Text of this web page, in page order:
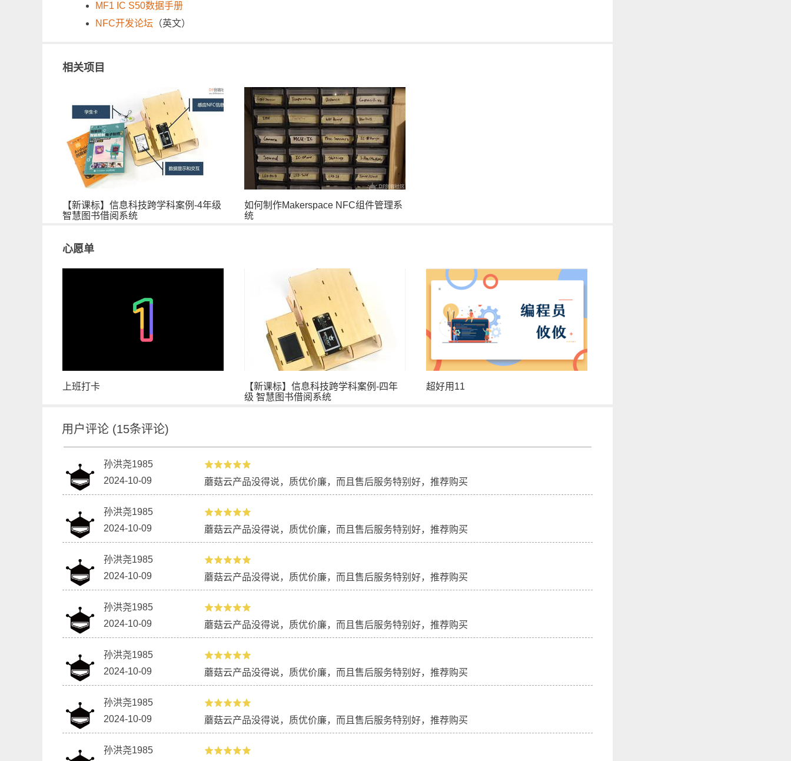
MF1 IC S50数据手册
NFC开发论坛 （英文）
相关项目
【新课标】信息科技跨学科案例-4年级
智慧图书借阅系统
如何制作Makerspace NFC组件管理系
统
心愿单
上班打卡
【新课标】信息科技跨学科案例-四年
级 智慧图书借阅系统
超好用11
用户评论 (15条评论)
孙洪尧1985
2024-10-09
蘑菇云产品没得说，质优价廉，而且售后服务特别好，推荐购买
孙洪尧1985
2024-10-09
蘑菇云产品没得说，质优价廉，而且售后服务特别好，推荐购买
孙洪尧1985
2024-10-09
蘑菇云产品没得说，质优价廉，而且售后服务特别好，推荐购买
孙洪尧1985
2024-10-09
蘑菇云产品没得说，质优价廉，而且售后服务特别好，推荐购买
孙洪尧1985
2024-10-09
蘑菇云产品没得说，质优价廉，而且售后服务特别好，推荐购买
孙洪尧1985
2024-10-09
蘑菇云产品没得说，质优价廉，而且售后服务特别好，推荐购买
孙洪尧1985